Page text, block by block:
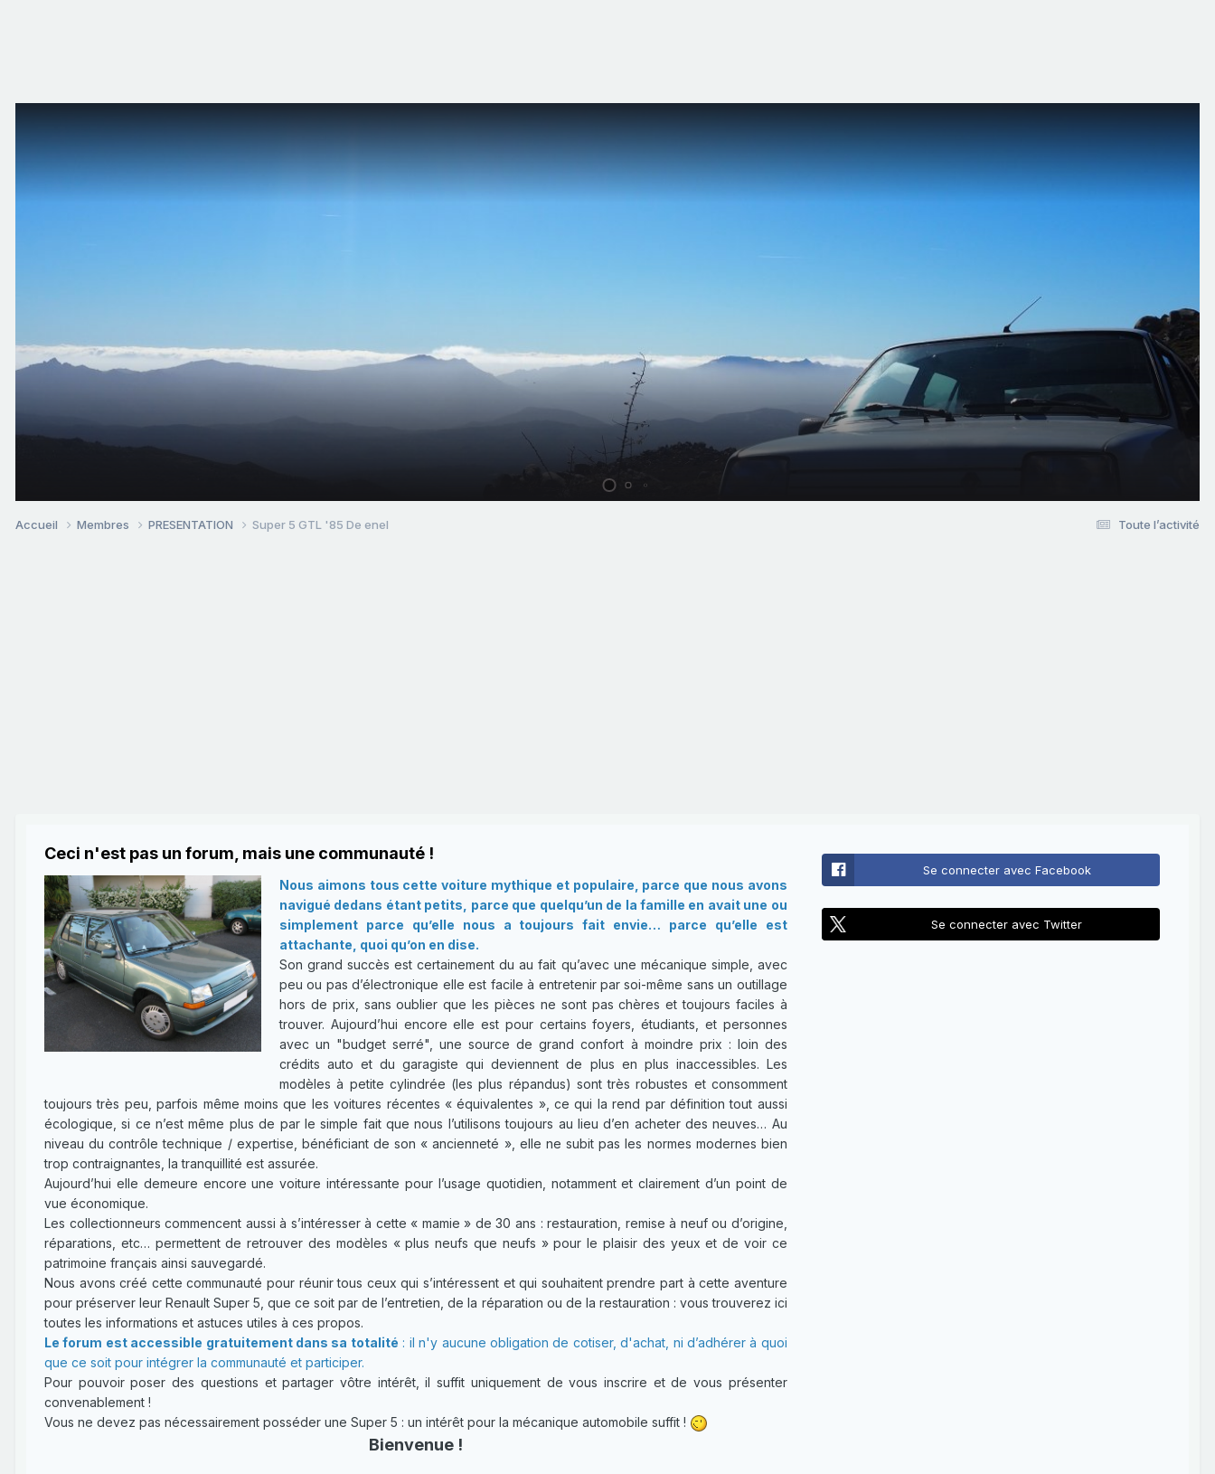
Toute l’activité
Accueil Membres PRESENTATION Super 5 GTL '85 De enel
Ceci n'est pas un forum, mais une communauté !
Nous aimons tous cette voiture mythique et populaire, parce que nous avons
navigué dedans étant petits, parce que quelqu’un de la famille en avait une ou
simplement parce qu’elle nous a toujours fait envie… parce qu’elle est
attachante, quoi qu’on en dise.
Son grand succès est certainement du au fait qu’avec une mécanique simple, avec
peu ou pas d’électronique elle est facile à entretenir par soi-même sans un outillage
hors de prix, sans oublier que les pièces ne sont pas chères et toujours faciles à
trouver. Aujourd’hui encore elle est pour certains foyers, étudiants, et personnes
avec un "budget serré", une source de grand confort à moindre prix : loin des
crédits auto et du garagiste qui deviennent de plus en plus inaccessibles. Les
modèles à petite cylindrée (les plus répandus) sont très robustes et consomment
toujours très peu, parfois même moins que les voitures récentes « équivalentes », ce qui la rend par définition tout aussi
écologique, si ce n’est même plus de par le simple fait que nous l’utilisons toujours au lieu d’en acheter des neuves… Au
niveau du contrôle technique / expertise, bénéficiant de son « ancienneté », elle ne subit pas les normes modernes bien
trop contraignantes, la tranquillité est assurée.
Aujourd’hui elle demeure encore une voiture intéressante pour l’usage quotidien, notamment et clairement d’un point de
vue économique.
Les collectionneurs commencent aussi à s’intéresser à cette « mamie » de 30 ans : restauration, remise à neuf ou d’origine,
réparations, etc… permettent de retrouver des modèles « plus neufs que neufs » pour le plaisir des yeux et de voir ce
patrimoine français ainsi sauvegardé.
Nous avons créé cette communauté pour réunir tous ceux qui s’intéressent et qui souhaitent prendre part à cette aventure
pour préserver leur Renault Super 5, que ce soit par de l’entretien, de la réparation ou de la restauration : vous trouverez ici
toutes les informations et astuces utiles à ces propos.
Le forum est accessible gratuitement dans sa totalité : il n'y aucune obligation de cotiser, d'achat, ni d’adhérer à quoi
que ce soit pour intégrer la communauté et participer.
Pour pouvoir poser des questions et partager vôtre intérêt, il suffit uniquement de vous inscrire et de vous présenter
convenablement !
Vous ne devez pas nécessairement posséder une Super 5 : un intérêt pour la mécanique automobile suffit !
Bienvenue !
Se connecter avec Facebook
Se connecter avec Twitter